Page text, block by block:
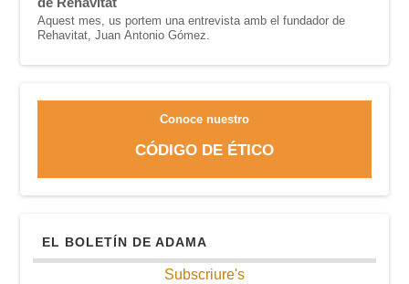
Aquest mes, us portem una entrevista amb el fundador de
Rehavitat, JuanAntonio Gómez.
Conoce nuestro
CÓDIGO DE ÉTICO
EL BOLETÍN DE ADAMA
Subscriure's